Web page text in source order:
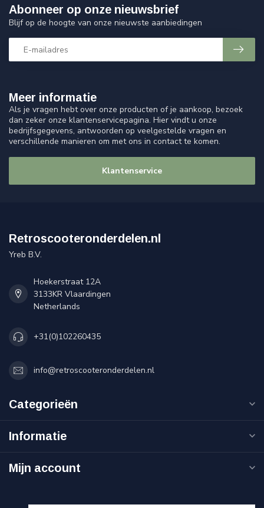
Meer informatie
Als je vragen hebt over onze producten of je aankoop, bezoek
dan zeker onze klantenservicepagina. Hier vindt u onze
bedrijfsgegevens, antwoorden op veelgestelde vragen en
verschillende manieren om met ons in contact te komen.
Klantenservice
Abonneer op onze nieuwsbrief
Blijf op de hoogte van onze nieuwste aanbiedingen
Retroscooteronderdelen.nl
Yreb B.V.
Hoekerstraat 12A
3133KR Vlaardingen
Netherlands
+31(0)102260435
info@retroscooteronderdelen.nl
Categorieën
Informatie
Mijn account